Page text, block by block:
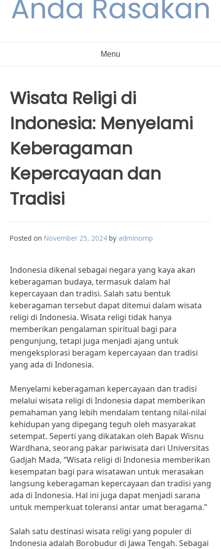
Anda Rasakan
Menu
Wisata Religi di
Indonesia: Menyelami
Keberagaman
Kepercayaan dan
Tradisi
Posted on November 25, 2024 by adminomp
Indonesia dikenal sebagai negara yang kaya akan
keberagaman budaya, termasuk dalam hal
kepercayaan dan tradisi. Salah satu bentuk
keberagaman tersebut dapat ditemui dalam wisata
religi di Indonesia. Wisata religi tidak hanya
memberikan pengalaman spiritual bagi para
pengunjung, tetapi juga menjadi ajang untuk
mengeksplorasi beragam kepercayaan dan tradisi
yang ada di Indonesia.
Menyelami keberagaman kepercayaan dan tradisi
melalui wisata religi di Indonesia dapat memberikan
pemahaman yang lebih mendalam tentang nilai-nilai
kehidupan yang dipegang teguh oleh masyarakat
setempat. Seperti yang dikatakan oleh Bapak Wisnu
Wardhana, seorang pakar pariwisata dari Universitas
Gadjah Mada, “Wisata religi di Indonesia memberikan
kesempatan bagi para wisatawan untuk merasakan
langsung keberagaman kepercayaan dan tradisi yang
ada di Indonesia. Hal ini juga dapat menjadi sarana
untuk memperkuat toleransi antar umat beragama.”
Salah satu destinasi wisata religi yang populer di
Indonesia adalah Borobudur di Jawa Tengah. Sebagai